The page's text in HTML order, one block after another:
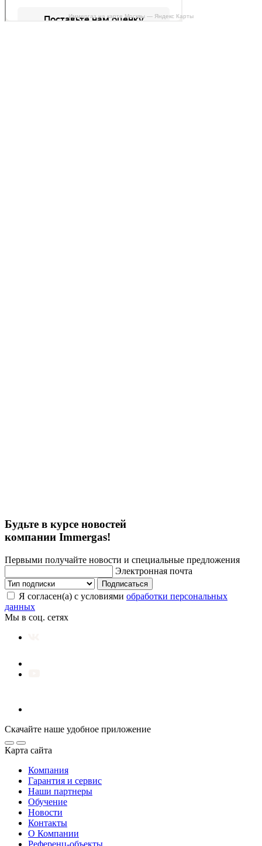
Иммергаз на карте Москвы — Яндекс Карты
Будьте в курсе новостей
компании Immergas!
Первыми получайте новости и специальные предложения
Электронная почта
Подписаться
Я согласен(а) с условиями обработки персональных
данных
Мы в соц. сетях
Скачайте наше удобное приложение
Карта сайта
Компания
Гарантия и сервис
Наши партнеры
Обучение
Новости
Контакты
О Компании
Референц-объекты